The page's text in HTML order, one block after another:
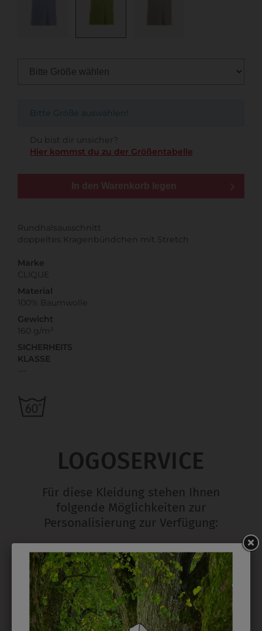
Bitte Größe auswählen!
Du bist dir unsicher?
Hier kommst du zu der Größentabelle
In den Warenkorb legen
Rundhalsausschnitt
doppeltes Kragenbündchen mit Stretch
Marke
CLIQUE
Material
100% Baumwolle
Gewicht
160 g/m²
SICHERHEITS
KLASSE
LOGOSERVICE
Für diese Kleidung stehen Ihnen
folgende Möglichkeiten zur
Personalisierung zur Verfügung:
STICK
Ab 1 Stück möglich in vielen Farben. 5mm ist
Mindesthöhe bei einem Schriftzug. Für Logos und
Namen optimal. Waschbar bis zu 95°C.